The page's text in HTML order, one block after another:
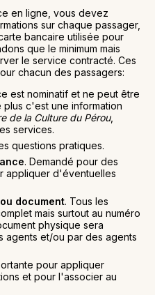
en ligne, vous devez
sur chaque passager,
bancaire utilisée pour
que le minimum mais
le service contracté. Ces
chacun des passagers:
est nominatif et ne peut être
c'est une information
de la Culture du Pérou,
services.
questions pratiques.
. Demandé pour des
appliquer d'éventuelles
document. Tous les
mais surtout au numéro
physique sera
agents et/ou par des agents
pour appliquer
et pour l'associer au